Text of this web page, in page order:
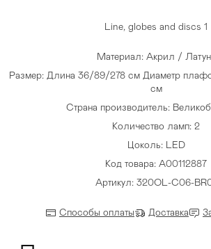
Line, globes and discs 1
Материал: Акрил /
Размер: Длина 36/89/278 см Диаметр
см
Страна производитель:
Количество ламп: 2
Цоколь: LED
Код товара: A00112887
Артикул: 320OL-C06-
Способы оплаты Доставка